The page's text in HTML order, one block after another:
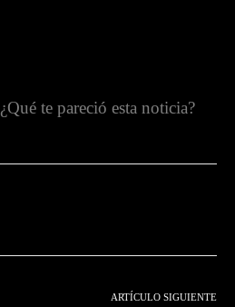
¿Qué te pareció esta noticia?
ARTÍCULO SIGUIENTE